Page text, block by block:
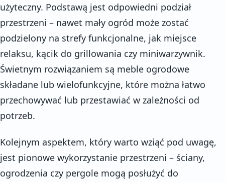
użyteczny. Podstawą jest odpowiedni podział
przestrzeni – nawet mały ogród może zostać
podzielony na strefy funkcjonalne, jak miejsce
relaksu, kącik do grillowania czy miniwarzywnik.
Świetnym rozwiązaniem są meble ogrodowe
składane lub wielofunkcyjne, które można łatwo
przechowywać lub przestawiać w zależności od
potrzeb.
Kolejnym aspektem, który warto wziąć pod uwagę,
jest pionowe wykorzystanie przestrzeni – ściany,
ogrodzenia czy pergole mogą posłużyć do